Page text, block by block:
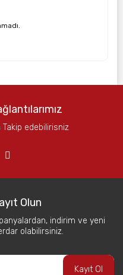
edebilirisniz
Olun
indirim ve yeni
olabilirsiniz.
Kayıt Ol